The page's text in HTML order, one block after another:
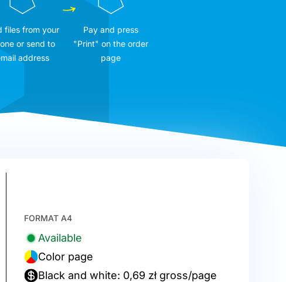
files from your
or send to
address
Pay and press
"Print" on the order
page
FORMAT A4
Available
Color page
Black and white: 0,69 zł gross/page